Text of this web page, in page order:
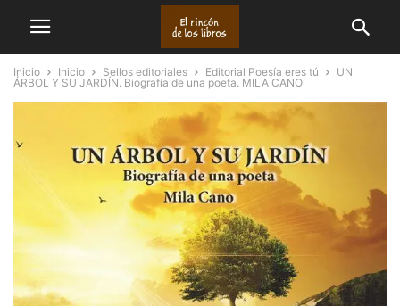
Inicio Inicio Sellos editoriales Editorial Poesía eres tú
UN
ÁRBOL Y SU JARDÍN. Biografía de una poeta. MILA CANO